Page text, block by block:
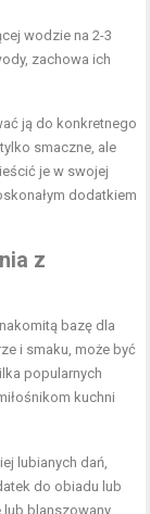
wodzie na 2-3
zachowa ich
ją do konkretnego
smaczne, ale
je w swojej
dodatkiem
z
bazę dla
i smaku, może być
popularnych
kuchni
lubianych dań,
do obiadu lub
blanszowany,